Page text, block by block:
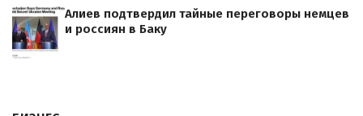
Алиев подтвердил тайные переговоры немцев
и россиян в Баку